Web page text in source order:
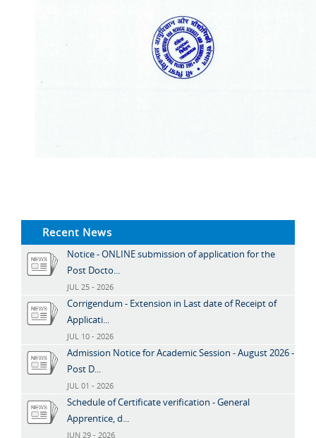
Recent News
Notice - ONLINE submission of application for the
Post Docto...
JUL 25 - 2026
Corrigendum - Extension in Last date of Receipt of
Applicati...
JUL 10 - 2026
Admission Notice for Academic Session - August 2026 -
Post D...
JUL 01 - 2026
Schedule of Certificate verification - General
Apprentice, d...
JUN 29 - 2026